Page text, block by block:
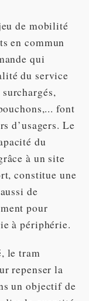
de mobilité
en commun
qui
du service
font
d’usagers. Le
du
à un site
constitue une
de
pour
à périphérie.
le tram
repenser la
un objectif de